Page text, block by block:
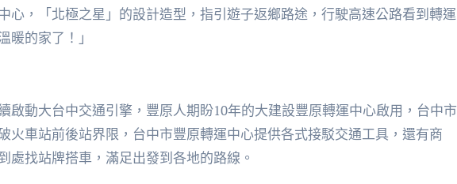
心，「北極之星」的設計造型，指引遊子返鄉路途，行駛高速公路看到轉運
暖的家了！」
啟動大台中交通引擎，豐原人期盼10年的大建設豐原轉運中心啟用，台中市
火車站前後站界限，台中市豐原轉運中心提供各式接駁交通工具，還有商
處找站牌搭車，滿足出發到各地的路線。